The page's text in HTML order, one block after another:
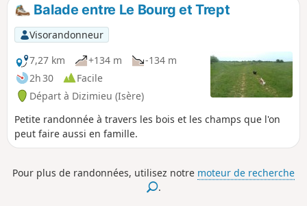
Balade entre Le Bourg et Trept
Visorandonneur
7,27 km
+134 m
-134 m
2h 30
Facile
Départ à Dizimieu (Isère)
Petite randonnée à travers les bois et les champs que l'on
peut faire aussi en famille.
Pour plus de randonnées, utilisez notre moteur de recherche
.